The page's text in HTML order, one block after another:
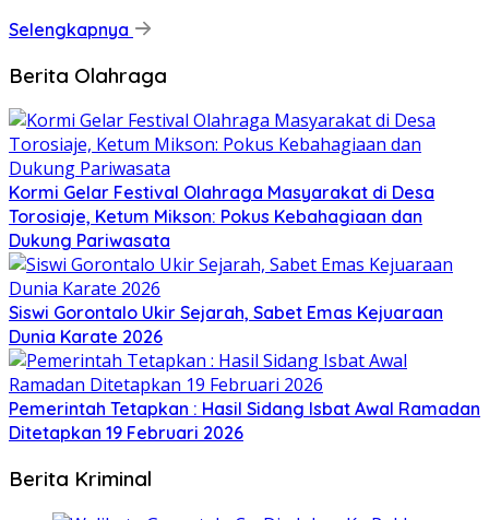
Selengkapnya
Berita Olahraga
Kormi Gelar Festival Olahraga Masyarakat di Desa
Torosiaje, Ketum Mikson: Pokus Kebahagiaan dan
Dukung Pariwasata
Siswi Gorontalo Ukir Sejarah, Sabet Emas Kejuaraan
Dunia Karate 2026
Pemerintah Tetapkan : Hasil Sidang Isbat Awal Ramadan
Ditetapkan 19 Februari 2026
Berita Kriminal